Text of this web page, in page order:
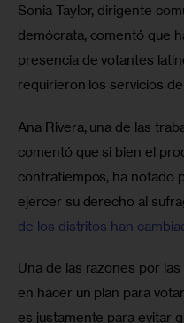
Sonia Taylor, dirigente
demócrata, comentó que
presencia de votantes
requirieron los servicios
Ana Rivera, una de las
comentó que si bien el
contratiempos, ha notado
ejercer su derecho al
de los distritos han
Una de las razones por
en hacer un plan para
es justamente para evitar